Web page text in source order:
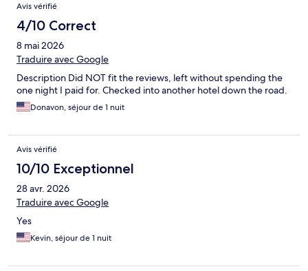
Avis vérifié
4/10 Correct
8 mai 2026
Traduire avec Google
Description Did NOT fit the reviews, left without spending the
one night I paid for. Checked into another hotel down the road.
Donavon, séjour de 1 nuit
Avis vérifié
10/10 Exceptionnel
28 avr. 2026
Traduire avec Google
Yes
Kevin, séjour de 1 nuit